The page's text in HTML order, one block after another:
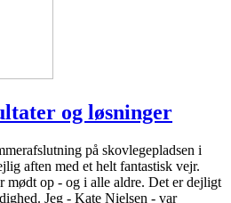
og løsninger
på skovlegepladsen i
aften med et helt fantastisk vejr.
mødt op - og i alle aldre. Det er dejligt
Jeg - Kate Nielsen - var